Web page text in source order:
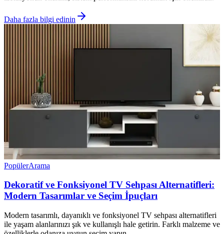
Daha fazla bilgi edinin
PopülerArama
Dekoratif ve Fonksiyonel TV Sehpası Alternatifleri:
Modern Tasarımlar ve Seçim İpuçları
Modern tasarımlı, dayanıklı ve fonksiyonel TV sehpası alternatifleri
ile yaşam alanlarınızı şık ve kullanışlı hale getirin. Farklı malzeme ve